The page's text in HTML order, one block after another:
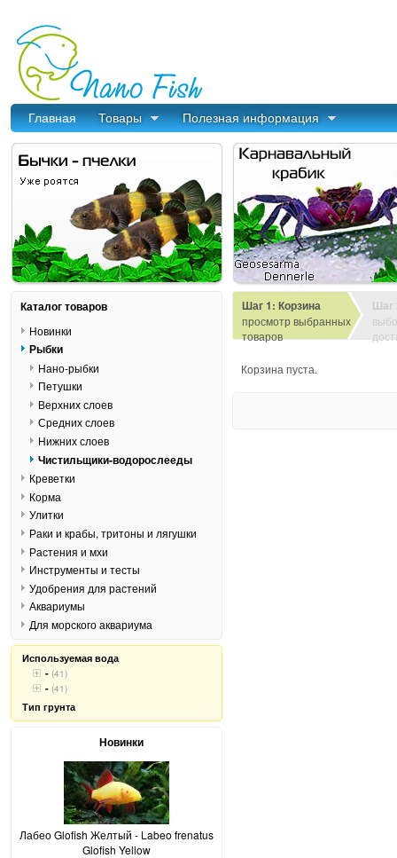
Главная Товары Полезная информация
Шаг 1: Корзина
просмотр выбранных
товаров
Шаг
Корзина пуста.
Каталог товаров
Новинки
Рыбки
Нано-рыбки
Петушки
Верхних слоев
Средних слоев
Нижних слоев
Чистильщики-водорослееды
Креветки
Корма
Улитки
Раки и крабы, тритоны и лягушки
Растения и мхи
Инструменты и тесты
Удобрения для растений
Аквариумы
Для морского аквариума
Используемая вода
- (41)
- (41)
Тип грунта
Новинки
Лабео Glofish Желтый - Labeo frenatus
Glofish Yellow